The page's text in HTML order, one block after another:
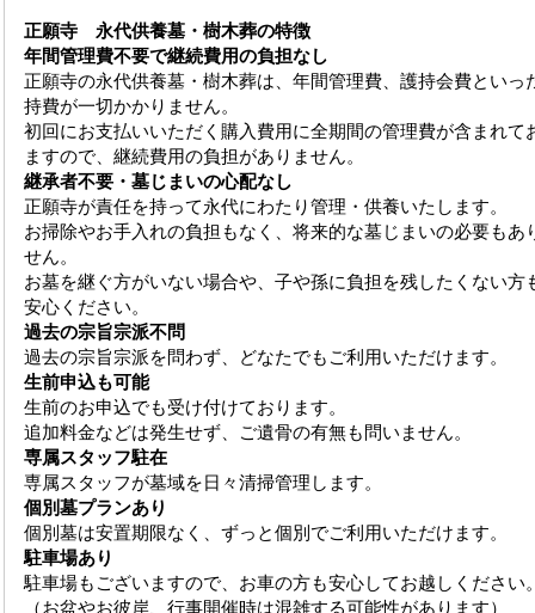
正願寺 永代供養墓・樹木葬の特徴
年間管理費不要で継続費用の負担なし
正願寺の永代供養墓・樹木葬は、年間管理費、護持会費といっ
持費が一切かかりません。
初回にお支払いいただく購入費用に全期間の管理費が含まれて
ますので、継続費用の負担がありません。
継承者不要・墓じまいの心配なし
正願寺が責任を持って永代にわたり管理・供養いたします。
お掃除やお手入れの負担もなく、将来的な墓じまいの必要もあ
せん。
お墓を継ぐ方がいない場合や、子や孫に負担を残したくない方
安心ください。
過去の宗旨宗派不問
過去の宗旨宗派を問わず、どなたでもご利用いただけます。
生前申込も可能
生前のお申込でも受け付けております。
追加料金などは発生せず、ご遺骨の有無も問いません。
専属スタッフ駐在
専属スタッフが墓域を日々清掃管理します。
個別墓プランあり
個別墓は安置期限なく、ずっと個別でご利用いただけます。
駐車場あり
駐車場もございますので、お車の方も安心してお越しください
（お盆やお彼岸、行事開催時は混雑する可能性があります）